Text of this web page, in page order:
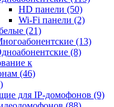
HD панели (50)
Wi-Fi панели (2)
(21)
(13)
(8)
к
(46)
для IP-домофонов (9)